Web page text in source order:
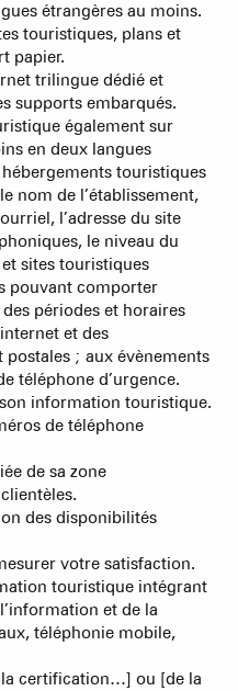
étrangères au moins.
touristiques, plans et
papier.
trilingue dédié et
supports embarqués.
également sur
en deux langues
touristiques
nom de l’établissement,
l’adresse du site
le niveau du
sites touristiques
pouvant comporter
des périodes et horaires
et des
; aux évènements
téléphone d’urgence.
information touristique.
de téléphone
de sa zone
des disponibilités
votre satisfaction.
touristique intégrant
et de la
téléphonie mobile,
la certification…] ou [de la